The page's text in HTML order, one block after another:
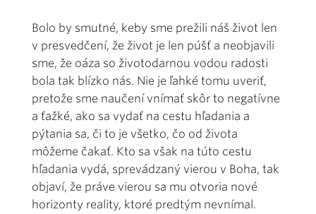
Bolo by smutné, keby sme prežili náš život len
v presvedčení, že život je len púšť a neobjavili
sme, že oáza so životodarnou vodou radosti
bola tak blízko nás. Nie je ľahké tomu uveriť,
pretože sme naučení vnímať skôr to negatívne
a ťažké, ako sa vydať na cestu hľadania a
pýtania sa, či to je všetko, čo od života
môžeme čakať. Kto sa však na túto cestu
hľadania vydá, sprevádzaný vierou v Boha, tak
objaví, že práve vierou sa mu otvoria nové
horizonty reality, ktoré predtým nevnímal.